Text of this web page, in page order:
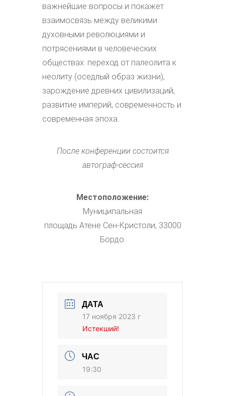
важнейшие вопросы и покажет
взаимосвязь между великими
духовными революциями и
потрясениями в человеческих
обществах: переход от палеолита к
неолиту (оседлый образ жизни),
зарождение древних цивилизаций,
развитие империй, современность и
современная эпоха.
После конференции состоится
автограф-сессия
Местоположение:
Муниципальная
площадь Атене Сен-Кристоли, 33000
Бордо.
ДАТА
17 ноября 2023 г
Истекший!
ЧАС
19:30